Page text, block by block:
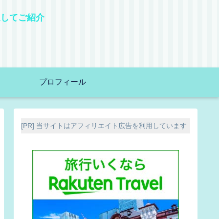
てご紹介
プロフィール
[PR] 当サイトはアフィリエイト広告を利用しています